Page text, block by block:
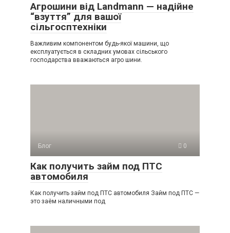
Агрошини від Landmann — надійне
“взуття” для вашої
сільгосптехніки
Важливим компонентом будь-якої машини, що
експлуатується в складних умовах сільського
господарства вважаються агро шини.
Блог 0
Как получить займ под ПТС
автомобиля
Как получить займ под ПТС автомобиля Займ под ПТС —
это заём наличными под